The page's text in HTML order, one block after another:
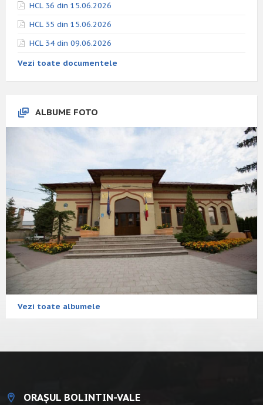
HCL 36 din 15.06.2026
HCL 35 din 15.06.2026
HCL 34 din 09.06.2026
Vezi toate documentele
ALBUME FOTO
Vezi toate albumele
ORAȘUL BOLINTIN-VALE